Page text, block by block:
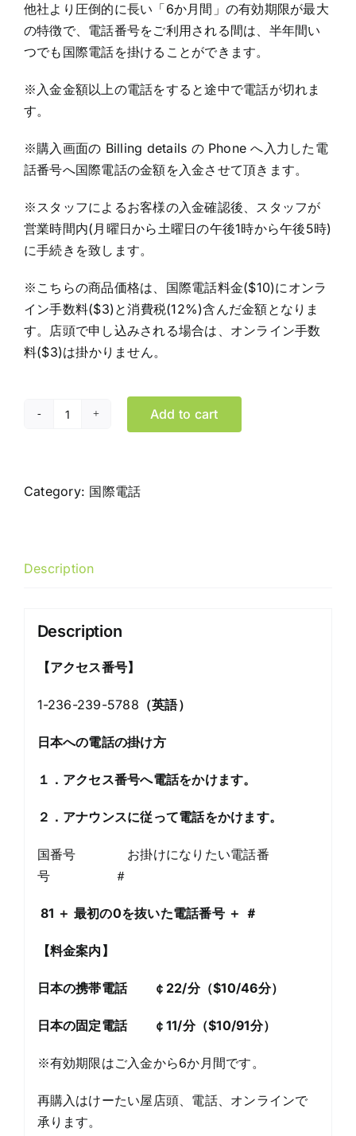
他社より圧倒的に長い「6か月間」の有効期限が最大
の特徴で、電話番号をご利用される間は、半年間い
つでも国際電話を掛けることができます。
※入金金額以上の電話をすると途中で電話が切れま
す。
※購入画面の Billing details の Phone へ入力した電
話番号へ国際電話の金額を入金させて頂きます。
※スタッフによるお客様の入金確認後、スタッフが
営業時間内(月曜日から土曜日の午後1時から午後5時)
に手続きを致します。
※こちらの商品価格は、国際電話料金($10)にオンラ
イン手数料($3)と消費税(12%)含んだ金額となりま
す。店頭で申し込みされる場合は、オンライン手数
料($3)は掛かりません。
国
話
Add to cart
Category: 国際電話
Description
Description
【アクセス番号】
1-236-239-5788 （英語）
日本への電話の掛け方
１．アクセス番号へ電話をかけます。
２．アナウンスに従って電話をかけます。
国番号 お掛けになりたい電話番
号 ＃
81 ＋ 最初の0を抜いた電話番号 ＋ ＃
【料金案内 】
日本の携帯電話 ￠22/分（$10/46分）
日本の固定電話 ￠11/分（$10/91分）
※有効期限はご入金から6か月間です。
再購入はけーたい屋店頭、電話、オンラインで
承ります。